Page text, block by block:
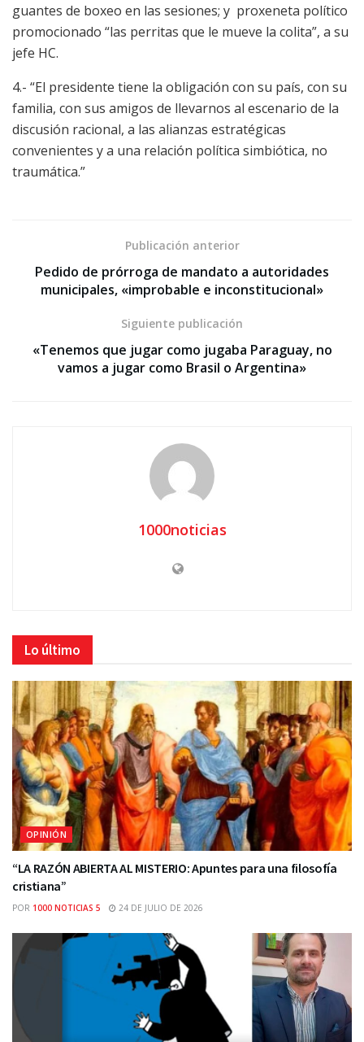
guantes de boxeo en las sesiones; y proxeneta político
promocionado “las perritas que le mueve la colita”, a su
jefe HC.
4.- “El presidente tiene la obligación con su país, con su
familia, con sus amigos de llevarnos al escenario de la
discusión racional, a las alianzas estratégicas
convenientes y a una relación política simbiótica, no
traumática.”
Publicación anterior
Pedido de prórroga de mandato a autoridades
municipales, «improbable e inconstitucional»
Siguiente publicación
«Tenemos que jugar como jugaba Paraguay, no
vamos a jugar como Brasil o Argentina»
1000noticias
Lo último
OPINIÓN
“LA RAZÓN ABIERTA AL MISTERIO: Apuntes para una filosofía
cristiana”
POR 1000 NOTICIAS 5 24 DE JULIO DE 2026